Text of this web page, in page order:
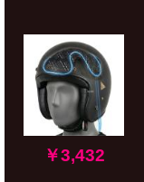
￥3,432